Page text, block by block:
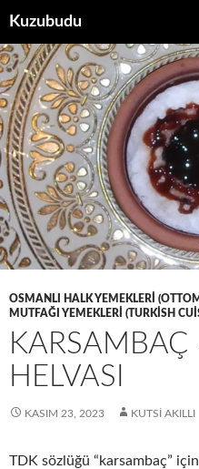
Kuzubudu
OSMANLI HALK YEMEKLERI
MUTFAĞI YEMEKLERI (TURKISH
KARSAMBAÇ
HELVASI
KASIM 23, 2023 KUTSI AKILLI
TDK sözlüğü “karsambaç”